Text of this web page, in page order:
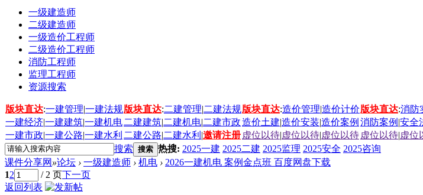
一级建造师
二级建造师
一级造价工程师
二级造价工程师
消防工程师
监理工程师
资源搜索
版块直达:一建管理|一建法规版块直达:二建管理|二建法规版块直达:造价管理|造价计价版块直达:消防
一建经济|一建建筑|一建机电 二建建筑|二建机电|二建市政造价土建|造价安装|造价案例 消防案例 |安全
一建市政|一建公路|一建水利 二建公路|二建水利 |邀请注册 虚位以待|虚位以待|虚位以待 虚位以待|虚位
搜索 搜索 热搜: 2025一建 2025二建 2025监理 2025安全 2025咨询
课件分享网 »论坛 › 一级建造师 › 机电 › 2026一建机电 案例金点班 百度网盘下载
12 / 2 页下一页
返回列表